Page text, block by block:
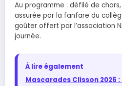
Au programme : défilé de
assurée par la fanfare du
goûter offert par l’association
journée.
À lire également
Mascarades Clisson 2026